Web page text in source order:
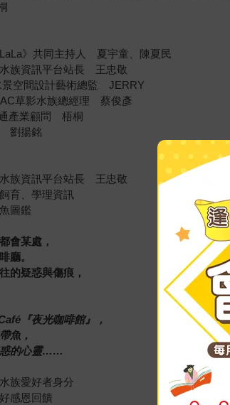
》共同主持人 夏宇童、陳夏民
水族資訊平台站長 王忠敬
景空間設計藝術總監 JERRY
AC草影水族總經理 蔡俊彥
產業顧問 梧桐
劉揚銘
水族資訊平台站長 王忠敬
育、學理資訊
圖鑑
會某處，
廳。
的疑惑與傷痕，
『夜光咖啡館』，
魚，
惑的心靈……
族愛好者身分
感恩回饋